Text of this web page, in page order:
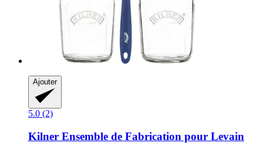
Ajouter
5.0 (2)
Kilner Ensemble de Fabrication pour Levain